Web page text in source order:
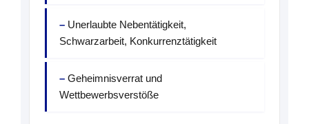
Unerlaubte Nebentätigkeit,
Schwarzarbeit, Konkurrenztätigkeit
Geheimnisverrat und
Wettbewerbsverstöße